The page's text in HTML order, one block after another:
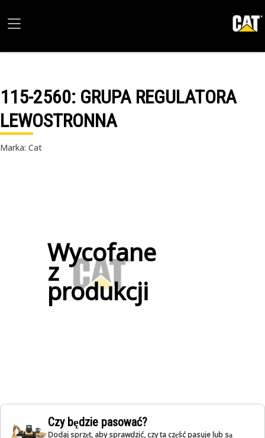
115-2560: GRUPA REGULATORA
LEWOSTRONNA
Marka: Cat
Wycofane
z
produkcji
Czy będzie pasować?
Dodaj sprzęt, aby sprawdzić, czy ta część pasuje lub są